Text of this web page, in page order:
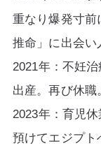
重なり爆発寸前
推命」に出会い
2021年：不妊
出産。再び休職
2023年：育児
預けてエジプト